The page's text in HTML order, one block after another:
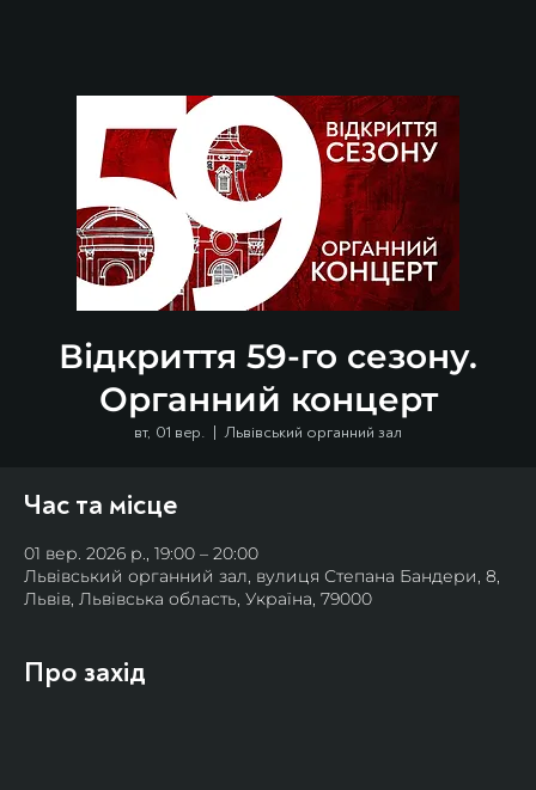
Відкриття 59-го сезону.
Органний концерт
вт, 01 вер.
  |
Львівський органний зал
Час та місце
01 вер. 2026 р., 19:00 – 20:00
Львівський органний зал, вулиця Степана Бандери, 8,
Львів, Львівська область, Україна, 79000
Про захід